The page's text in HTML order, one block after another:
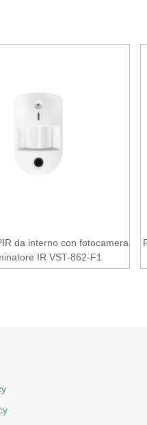
da interno con fotocamera
IR VST-862-F1